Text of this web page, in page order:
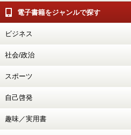
電子書籍をジャンルで探す
ビジネス
社会/政治
スポーツ
自己啓発
趣味／実用書